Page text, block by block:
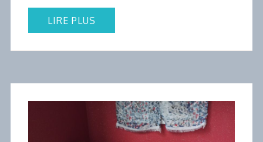
LIRE PLUS